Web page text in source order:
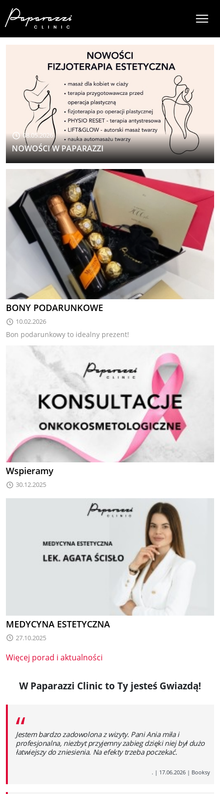
08.05.2026
NOWOŚCI W PAPARAZZI
BONY PODARUNKOWE
10.02.2026
Bon podarunkowy to idealny prezent!
Wspieramy
30.12.2025
MEDYCYNA ESTETYCZNA
27.10.2025
Więcej porad i aktualności
W Paparazzi Clinic to Ty jesteś Gwiazdą!
“
Jestem bardzo zadowolona z wizyty. Pani Ania miła i
profesjonalna, niezbyt przyjemny zabieg dzięki niej był dużo
łatwiejszy do zniesienia. Na efekty trzeba poczekać.
. | 17.06.2026 | Booksy